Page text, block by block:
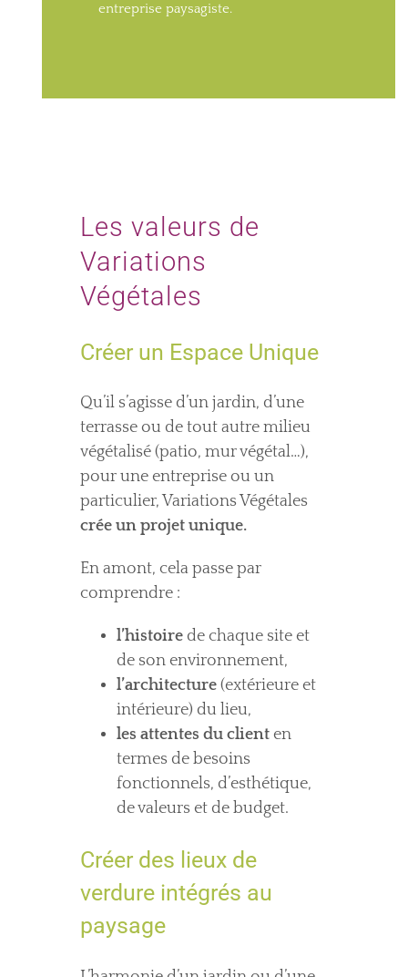
entreprise paysagiste.
Les valeurs de
Variations
Végétales
Créer un Espace Unique
Qu’il s’agisse d’un jardin, d’une
terrasse ou de tout autre milieu
végétalisé (patio, mur végétal…),
pour une entreprise ou un
particulier, Variations Végétales
crée un projet unique.
En amont, cela passe par
comprendre :
l’histoire de chaque site et
de son environnement,
l’architecture (extérieure et
intérieure) du lieu,
les attentes du client en
termes de besoins
fonctionnels, d’esthétique,
de valeurs et de budget.
Créer des lieux de
verdure intégrés au
paysage